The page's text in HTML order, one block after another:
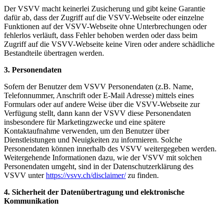
Der VSVV macht keinerlei Zusicherung und gibt keine Garantie
dafür ab, dass der Zugriff auf die VSVV-Webseite oder einzelne
Funktionen auf der VSVV-Webseite ohne Unterbrechungen oder
fehlerlos verläuft, dass Fehler behoben werden oder dass beim
Zugriff auf die VSVV-Webseite keine Viren oder andere schädliche
Bestandteile übertragen werden.
3. Personendaten
Sofern der Benutzer dem VSVV Personendaten (z.B. Name,
Telefonnummer, Anschrift oder E-Mail Adresse) mittels eines
Formulars oder auf andere Weise über die VSVV-Webseite zur
Verfügung stellt, dann kann der VSVV diese Personendaten
insbesondere für Marketingzwecke und eine spätere
Kontaktaufnahme verwenden, um den Benutzer über
Dienstleistungen und Neuigkeiten zu informieren. Solche
Personendaten können innerhalb des VSVV weitergegeben werden.
Weitergehende Informationen dazu, wie der VSVV mit solchen
Personendaten umgeht, sind in der Datenschutzerklärung des
VSVV unterhttps://vsvv.ch/disclaimer/zu finden.
4. Sicherheit der Datenübertragung und elektronische
Kommunikation